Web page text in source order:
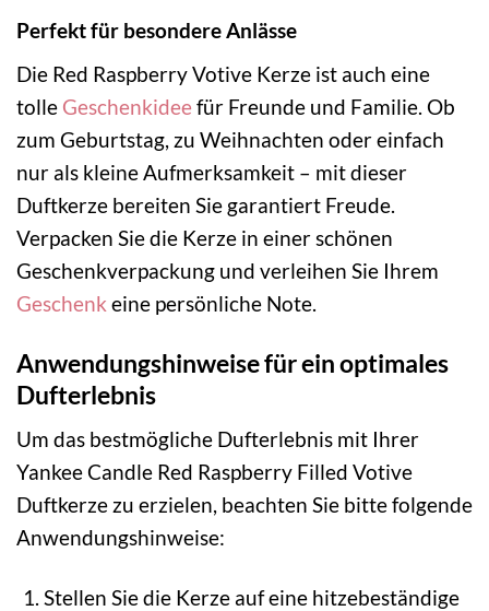
Perfekt für besondere Anlässe
Die Red Raspberry Votive Kerze ist auch eine
tolle Geschenkideefür Freunde und Familie. Ob
zum Geburtstag, zu Weihnachten oder einfach
nur als kleine Aufmerksamkeit – mit dieser
Duftkerze bereiten Sie garantiert Freude.
Verpacken Sie die Kerze in einer schönen
Geschenkverpackung und verleihen Sie Ihrem
Geschenk eine persönliche Note.
Anwendungshinweise für ein optimales
Dufterlebnis
Um das bestmögliche Dufterlebnis mit Ihrer
Yankee Candle Red Raspberry Filled Votive
Duftkerze zu erzielen, beachten Sie bitte folgende
Anwendungshinweise:
Stellen Sie die Kerze auf eine hitzebeständige